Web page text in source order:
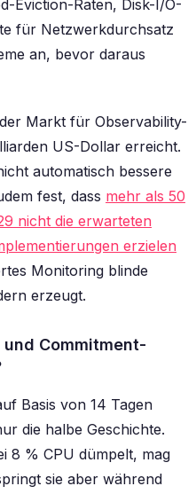
Eviction-Raten, Disk-I/O-
für Netzwerkdurchsatz
an, bevor daraus
Markt für Observability-
US-Dollar erreicht.
automatisch bessere
fest, dass mehr als 50
nicht die erwarteten
erzielen
Monitoring blinde
erzeugt.
Commitment-
Basis von 14 Tagen
die halbe Geschichte.
8 % CPU dümpelt, mag
sie aber während